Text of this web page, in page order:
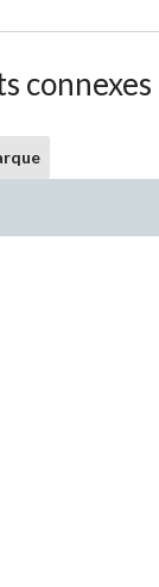
connexes